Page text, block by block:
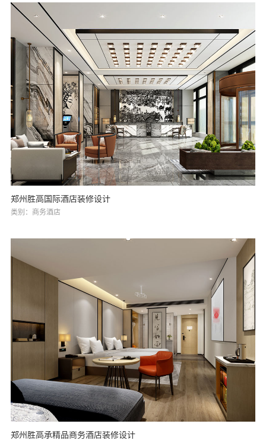
郑州胜高国际酒店装修设计
类别：商务酒店
郑州胜高承精品商务酒店装修设计